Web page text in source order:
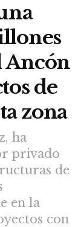
Ancón
de
zona
ha
privado
de
en la
con